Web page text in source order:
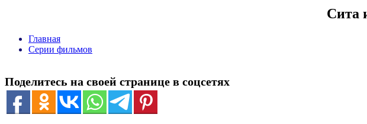
Сита
Главная
Серии фильмов
Поделитесь на своей странице в соцсетях